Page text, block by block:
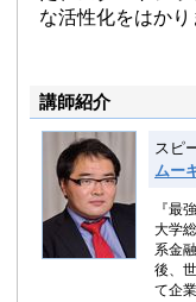
な活性化をはかり
講師紹介
スピ
ムー
『最
大学
系金
後、
て企